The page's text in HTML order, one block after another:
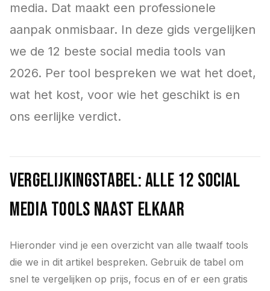
media. Dat maakt een professionele
aanpak onmisbaar. In deze gids vergelijken
we de 12 beste social media tools van
2026. Per tool bespreken we wat het doet,
wat het kost, voor wie het geschikt is en
ons eerlijke verdict.
Vergelijkingstabel: alle 12 social
media tools naast elkaar
Hieronder vind je een overzicht van alle twaalf tools
die we in dit artikel bespreken. Gebruik de tabel om
snel te vergelijken op prijs, focus en of er een gratis